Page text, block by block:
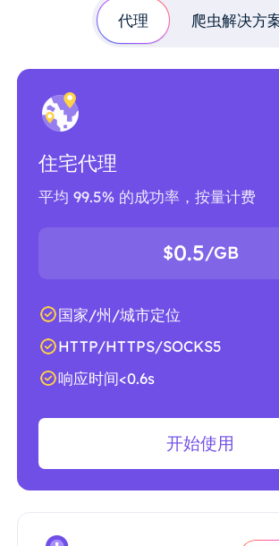
代理 爬虫解决方
住宅代理
平均 99.5% 的成功率，按量计费
$0.5/GB
国家/州/城市定位
HTTP/HTTPS/SOCKS5
响应时间<0.6s
开始使用